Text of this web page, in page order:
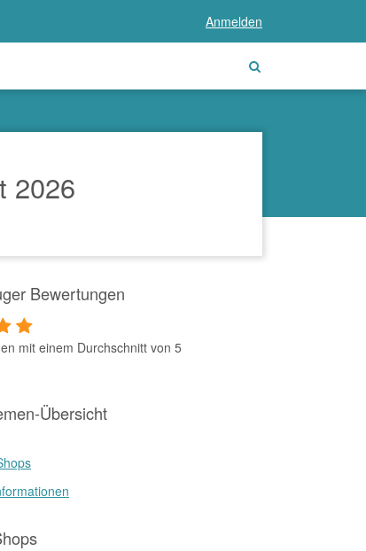
Anmelden
2026
Bewertungen
mit einem Durchschnitt von 5
Übersicht